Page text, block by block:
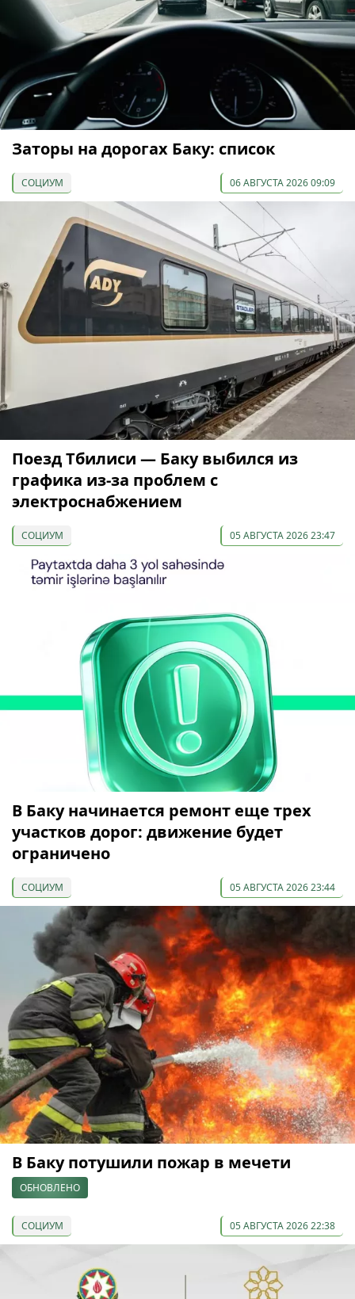
Заторы на дорогах Баку: список
СОЦИУМ 06 АВГУСТА 2026 09:09
Поезд Тбилиси — Баку выбился из
графика из-за проблем с
электроснабжением
СОЦИУМ 05 АВГУСТА 2026 23:47
В Баку начинается ремонт еще трех
участков дорог: движение будет
ограничено
СОЦИУМ 05 АВГУСТА 2026 23:44
В Баку потушили пожар в мечети
ОБНОВЛЕНО
СОЦИУМ 05 АВГУСТА 2026 22:38